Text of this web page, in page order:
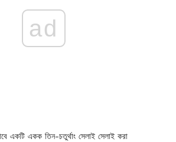
ad
একটি একক তিন-চতুর্থাং সেলাই সেলাই করা